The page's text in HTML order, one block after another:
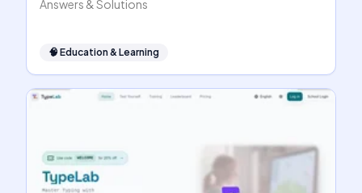
Answers & Solutions
🧠 Education & Learning